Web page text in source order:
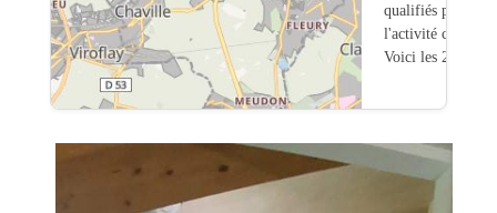
qualifiés pour
l'activité
Voici les 20